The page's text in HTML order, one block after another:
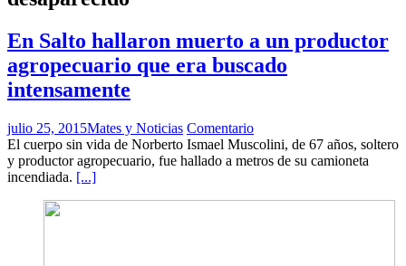
En Salto hallaron muerto a un productor
agropecuario que era buscado
intensamente
julio 25, 2015Mates y Noticias Comentario
El cuerpo sin vida de Norberto Ismael Muscolini, de 67 años, soltero
y productor agropecuario, fue hallado a metros de su camioneta
incendiada. [...]